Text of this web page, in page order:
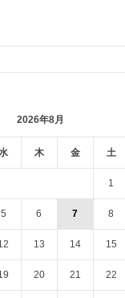
2026年8月
木 金 土
1
5 6 7 8
13 14 15
20 21 22